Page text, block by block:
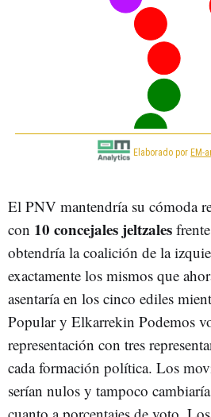
El PNV mantendría su cómoda
con 10 concejales jeltzales
obtendría la coalición de la
exactamente los mismos que
asentaría en los cinco ediles
Popular y Elkarrekin Podemos
representación con tres
cada formación política. Los
serían nulos y tampoco